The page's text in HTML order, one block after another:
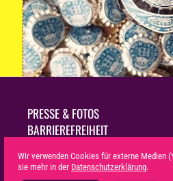
PRESSE & FOTOS
BARRIEREFREIHEIT
IMPRESSUM
Wir verwenden Cookies für externe Medien
sie mehr in der Datenschutzerklärung.